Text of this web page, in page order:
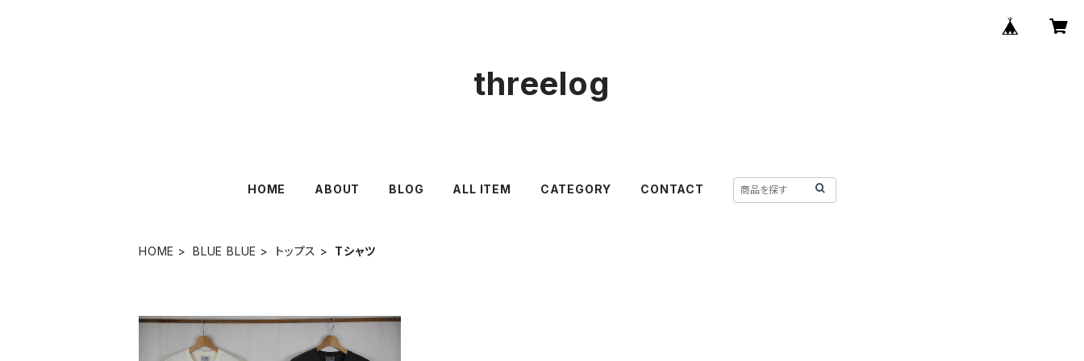
threelog
HOME ABOUT BLOG ALL ITEM CATEGORY CONTACT
HOME BLUE BLUE トップス Tシャツ